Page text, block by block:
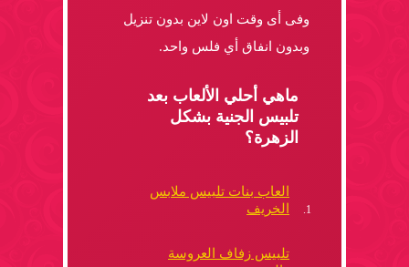
وفى أى وقت اون لاين بدون تنزيل
وبدون انفاق أي فلس واحد.
ماهي أحلي الألعاب بعد
تلبيس الجنية بشكل
الزهرة؟
العاب بنات تلبيس ملابس
الخريف
تلبيس زفاف العروسة